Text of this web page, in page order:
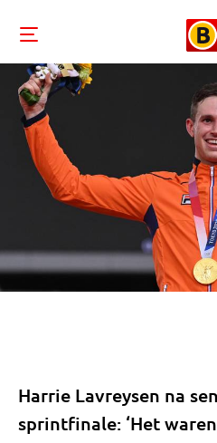
Harrie Lavreysen na
sprintfinale: ‘Het